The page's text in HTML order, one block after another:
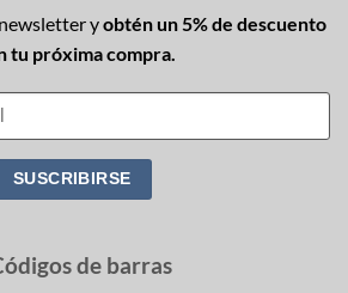
yobtén un 5% de descuento
tu próxima compra.
de barras